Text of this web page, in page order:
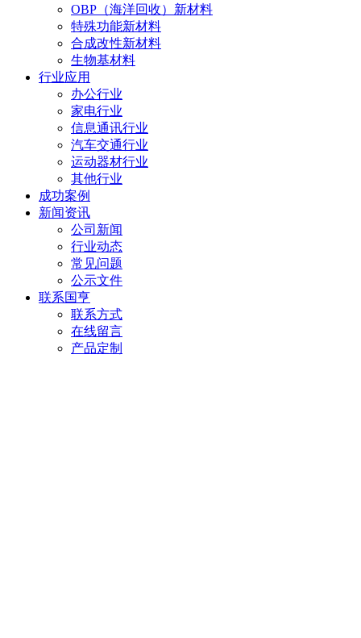
OBP（海洋回收）新材料
特殊功能新材料
合成改性新材料
生物基材料
行业应用
办公行业
家电行业
信息通讯行业
汽车交通行业
运动器材行业
其他行业
成功案例
新闻资讯
公司新闻
行业动态
常见问题
公示文件
联系国亨
联系方式
在线留言
产品定制